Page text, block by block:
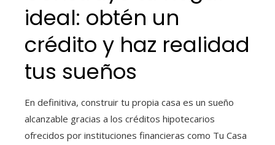
ideal: obtén un
crédito y haz realidad
tus sueños
En definitiva, construir tu propia casa es un sueño
alcanzable gracias a los créditos hipotecarios
ofrecidos por instituciones financieras como Tu Casa